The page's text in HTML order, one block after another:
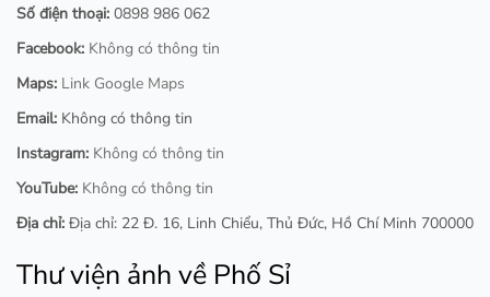
Số điện thoại: 0898 986 062
Facebook: Không có thông tin
Maps: Link Google Maps
Email: Không có thông tin
Instagram: Không có thông tin
YouTube: Không có thông tin
Địa chỉ: Địa chỉ: 22 Đ. 16, Linh Chiểu, Thủ Đức, Hồ Chí Minh 700000
Thư viện ảnh về Phố Sỉ